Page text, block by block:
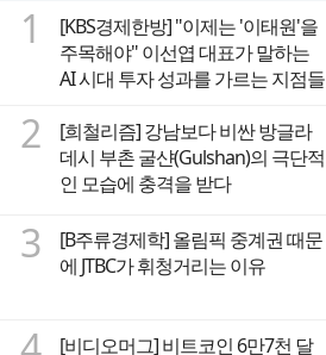
1
[KBS경제한방] "이제는 '이태원'을
주목해야" 이선엽 대표가 말하는
AI 시대 투자 성과를 가르는 지점들
2
[희철리즘] 강남보다 비싼 방글라
데시 부촌 굴샨(Gulshan)의 극단적
인 모습에 충격을 받다
3
[B주류경제학] 올림픽 중계권 때문
에 JTBC가 휘청거리는 이유
[비디오머그] 비트코인 6만7천 달